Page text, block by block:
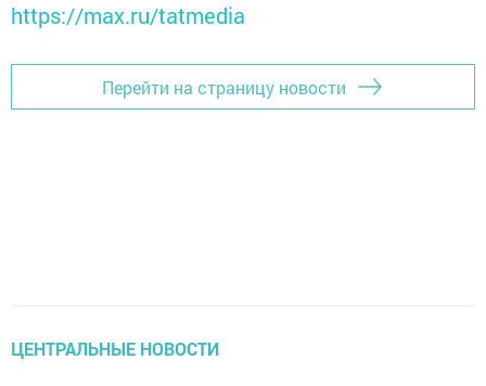
https://max.ru/tatmedia
Перейти на страницу новости
ЦЕНТРАЛЬНЫЕ НОВОСТИ